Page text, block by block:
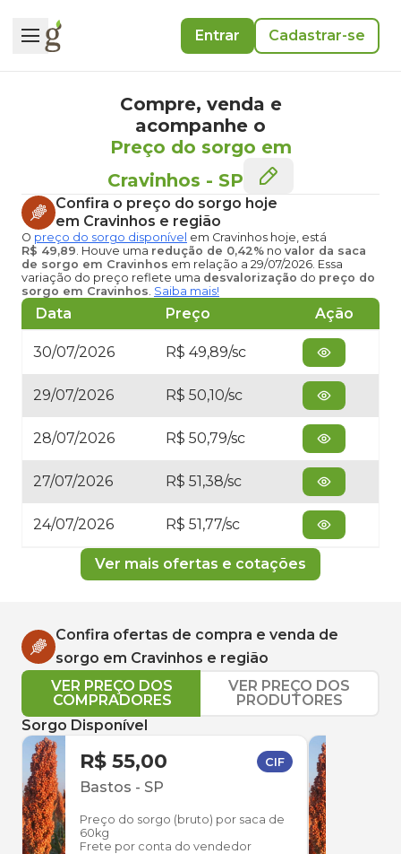
Entrar Cadastrar-se
Compre, venda e
acompanhe o
Preço do sorgo em
Cravinhos - SP
Confira o preço do sorgo hoje
em Cravinhos e região
O preço do sorgo disponível em Cravinhos hoje, está
R$ 49,89. Houve uma redução de 0,42% no valor da saca
de sorgo em Cravinhos em relação a 29/07/2026. Essa
variação do preço reflete uma desvalorização do preço do
sorgo em Cravinhos. Saiba mais!
Data Preço Ação
30/07/2026 R$ 49,89/sc
29/07/2026 R$ 50,10/sc
28/07/2026 R$ 50,79/sc
27/07/2026 R$ 51,38/sc
24/07/2026 R$ 51,77/sc
Ver mais ofertas e cotações
Confira ofertas de compra e venda de
sorgo em Cravinhos e região
VER PREÇO DOS
COMPRADORES
VER PREÇO DOS
PRODUTORES
Sorgo Disponível
R$ 55,00 CIF
Bastos - SP
Preço do sorgo (bruto) por saca de
60kg
Frete por conta do vendedor